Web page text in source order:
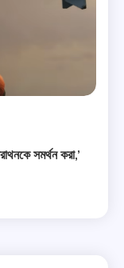
সমর্থন করা,’